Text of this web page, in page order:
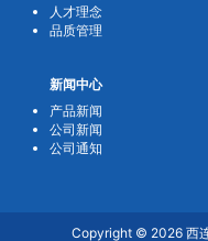
人才理念
品质管理
新闻中心
产品新闻
公司新闻
公司通知
Copyright © 2026 西